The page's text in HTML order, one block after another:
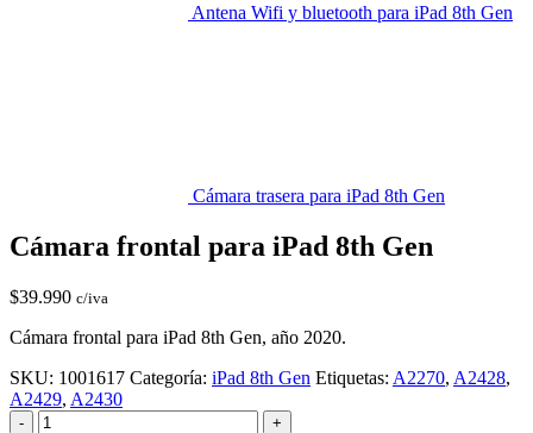
Antena Wifi y bluetooth para iPad 8th Gen
Cámara trasera para iPad 8th Gen
Cámara frontal para iPad 8th Gen
$39.990 c/iva
Cámara frontal para iPad 8th Gen, año 2020.
SKU: 1001617 Categoría: iPad 8th Gen Etiquetas: A2270, A2428,
A2429, A2430
-
+